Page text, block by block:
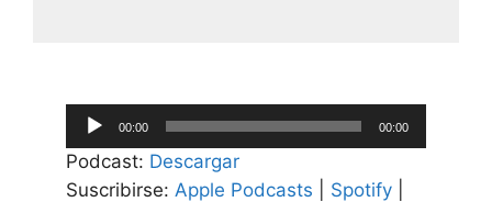
Reproductor
de
audio
00:00 00:00
Podcast: Descargar
Suscribirse: Apple Podcasts Spotify